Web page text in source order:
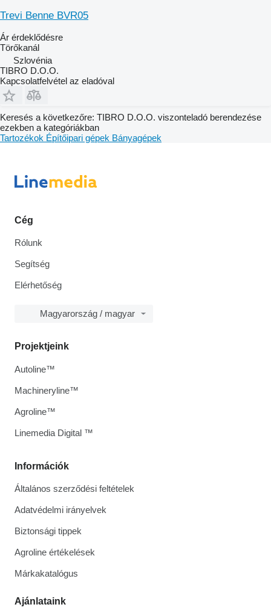
Trevi Benne BVR05
Ár érdeklődésre
Törőkanál
Szlovénia
TIBRO D.O.O.
Kapcsolatfelvétel az eladóval
Keresés a következőre: TIBRO D.O.O. viszonteladó berendezése
ezekben a kategóriákban
Tartozékok Építőipari gépek Bányagépek
Cég
Rólunk
Segítség
Elérhetőség
Magyarország / magyar
Információk
Általános szerződési feltételek
Adatvédelmi irányelvek
Biztonsági tippek
Agroline értékelések
Márkakatalógus
Ajánlataink
Projektjeink
Autoline™
Machineryline™
Agroline™
Linemedia Digital ™